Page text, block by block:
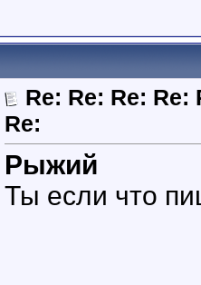
Re: Re: Re: Re:
Re:
Рыжий
Ты если что